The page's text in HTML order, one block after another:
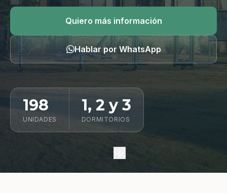
Quiero más información
Hablar por WhatsApp
198
UNIDADES
1, 2 y 3
DORMITORIOS